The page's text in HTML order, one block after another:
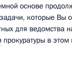
основе
которые Вы
для ведомства
прокуратуры в этом